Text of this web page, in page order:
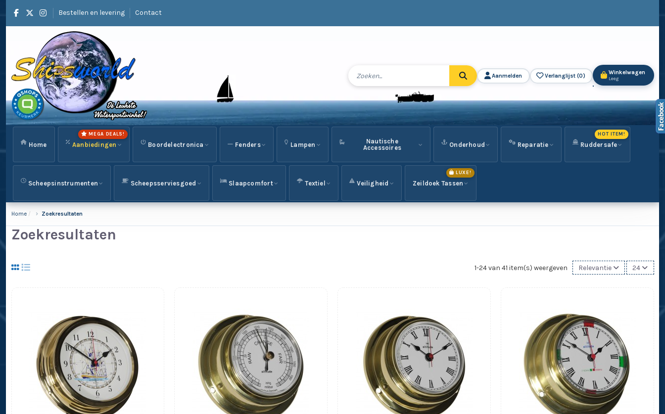
Bestellen en levering Contact
Aanmelden Verlanglijst (0) Winkelwagen
Leeg
Home Aanbiedingen
MEGA DEALS!
Boordelectronica Fenders Lampen
Nautische
Accessoires
Onderhoud Reparatie Ruddersafe
HOT ITEM!
Scheepsinstrumenten Scheepsserviesgoed Slaapcomfort Textiel Veiligheid Zeildoek Tassen
LUXE!
Home Zoekresultaten
Zoekresultaten
1-24 van 41 item(s) weergeven Relevantie 24